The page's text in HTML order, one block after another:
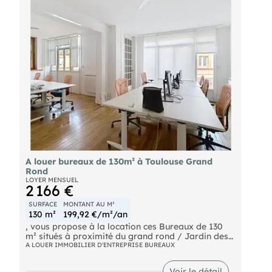
équipées de stores intérieurs. Ce local
professionnel, bien desservi par les transports en
commun, est idéalement situé dans un
environnement calme mais à proximités de tous
commerces et services, il est également proche
d'une clinique. d'autres biens sur
A louer bureaux de 130m² à Toulouse Grand
Rond
LOYER MENSUEL
2 166 €
SURFACE
130 m²
MONTANT AU M²
199,92 €/m²/an
, vous propose à la location ces Bureaux de 130
m² situés à proximité du grand rond / Jardin des
Plantes.
Bureaux fonctionnels et lumineux de 130 m² .
A LOUER IMMOBILIER D'ENTREPRISE BUREAUX